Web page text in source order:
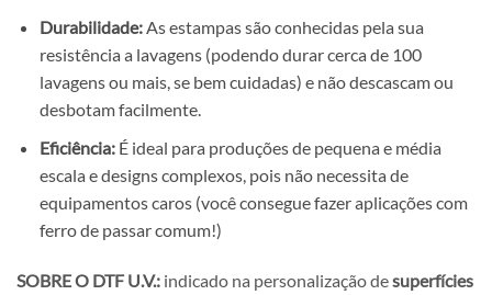
Durabilidade:As estampas são conhecidas pela sua
resistência a lavagens (podendo durar cerca de 100
lavagens ou mais, se bem cuidadas) e não descascam ou
desbotam facilmente.
Eficiência:É ideal para produções de pequena e média
escala e designs complexos, pois não necessita de
equipamentos caros (você consegue fazer aplicações com
ferro de passar comum!)
SOBRE O DTF U.V.: indicado na personalização desuperfícies